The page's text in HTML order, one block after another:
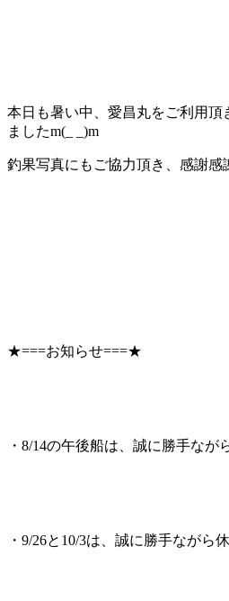
本日も暑い中、愛昌丸をご利用頂
ましたm(_ _)m
釣果写真にもご協力頂き、感謝感
★===お知らせ===★
・8/14の午後船は、誠に勝手なが
・9/26と10/3は、誠に勝手ながら